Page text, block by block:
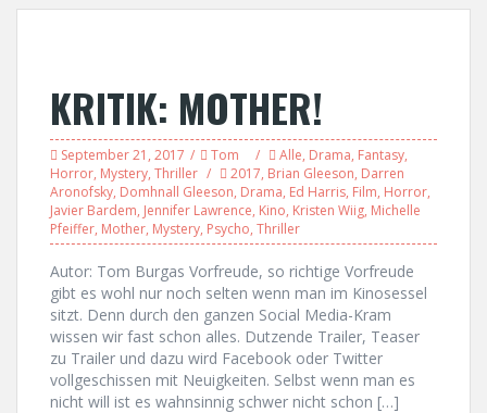
KRITIK: MOTHER!
September 21, 2017 Tom Alle, Drama, Fantasy,
Horror, Mystery, Thriller 2017, Brian Gleeson, Darren
Aronofsky, Domhnall Gleeson, Drama, Ed Harris, Film, Horror,
Javier Bardem, Jennifer Lawrence, Kino, Kristen Wiig, Michelle
Pfeiffer, Mother, Mystery, Psycho, Thriller
Autor: Tom Burgas Vorfreude, so richtige Vorfreude
gibt es wohl nur noch selten wenn man im Kinosessel
sitzt. Denn durch den ganzen Social Media-Kram
wissen wir fast schon alles. Dutzende Trailer, Teaser
zu Trailer und dazu wird Facebook oder Twitter
vollgeschissen mit Neuigkeiten. Selbst wenn man es
nicht will ist es wahnsinnig schwer nicht schon […]